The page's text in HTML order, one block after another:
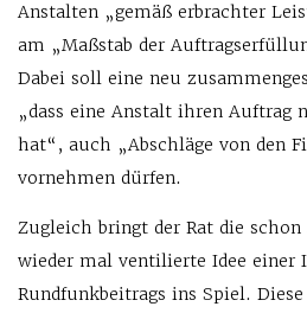
Anstalten „gemäß erbrachter
am „Maßstab der
Dabei soll eine neu
„dass eine Anstalt ihren
hat“, auch „Abschläge von den
vornehmen dürfen.
Zugleich bringt der Rat die
wieder mal ventilierte Idee einer
Rundfunkbeitrags ins Spiel.